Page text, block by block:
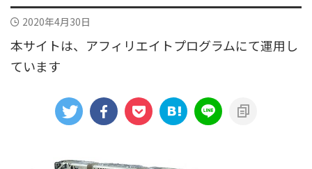
Sシリーズ（ナンバリングシリーズ）
きかんしゃトーマス
アニメシンカリオンあらすじ
カプセルプラレール（きかんしゃトーマス）
カプセルプラレール（鉄道会社）
クルーズトレインDXシリーズ
2020年4月30日
本サイトは、アフィリエイトプログラムにて運用し
ています